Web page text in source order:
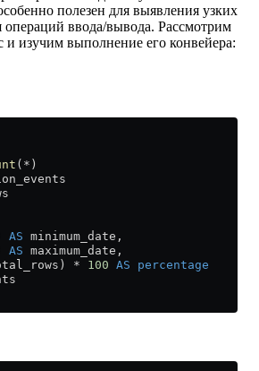
полезен для выявления узких
операций ввода/вывода. Рассмотрим
изучим выполнение его конвейера:
( * )
AS minimum_date,
AS maximum_date,
* 100 AS percentage